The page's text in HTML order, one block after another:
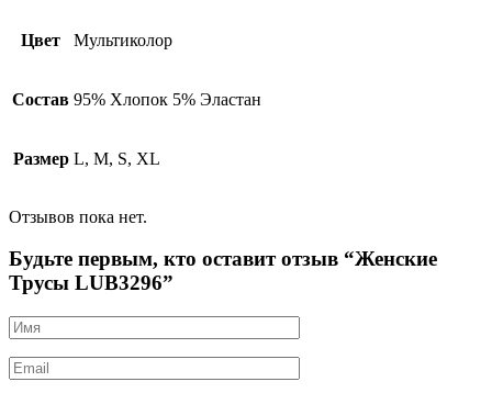
Цвет Мультиколор
Состав 95% Хлопок 5% Эластан
Размер L, M, S, XL
Отзывов пока нет.
Будьте первым, кто оставит отзыв “Женские
Трусы LUB3296”